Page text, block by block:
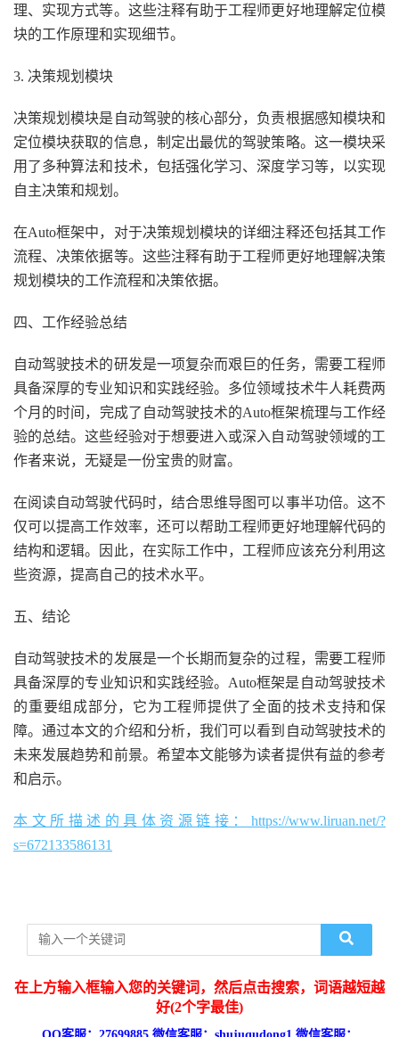
理、实现方式等。这些注释有助于工程师更好地理解定位模
块的工作原理和实现细节。
3. 决策规划模块
决策规划模块是自动驾驶的核心部分，负责根据感知模块和
定位模块获取的信息，制定出最优的驾驶策略。这一模块采
用了多种算法和技术，包括强化学习、深度学习等，以实现
自主决策和规划。
在Auto框架中，对于决策规划模块的详细注释还包括其工作
流程、决策依据等。这些注释有助于工程师更好地理解决策
规划模块的工作流程和决策依据。
四、工作经验总结
自动驾驶技术的研发是一项复杂而艰巨的任务，需要工程师
具备深厚的专业知识和实践经验。多位领域技术牛人耗费两
个月的时间，完成了自动驾驶技术的Auto框架梳理与工作经
验的总结。这些经验对于想要进入或深入自动驾驶领域的工
作者来说，无疑是一份宝贵的财富。
在阅读自动驾驶代码时，结合思维导图可以事半功倍。这不
仅可以提高工作效率，还可以帮助工程师更好地理解代码的
结构和逻辑。因此，在实际工作中，工程师应该充分利用这
些资源，提高自己的技术水平。
五、结论
自动驾驶技术的发展是一个长期而复杂的过程，需要工程师
具备深厚的专业知识和实践经验。Auto框架是自动驾驶技术
的重要组成部分，它为工程师提供了全面的技术支持和保
障。通过本文的介绍和分析，我们可以看到自动驾驶技术的
未来发展趋势和前景。希望本文能够为读者提供有益的参考
和启示。
本文所描述的具体资源链接：https://www.liruan.net/?
s=672133586131
在上方输入框输入您的关键词，然后点击搜索，词语越短越
好(2个字最佳)